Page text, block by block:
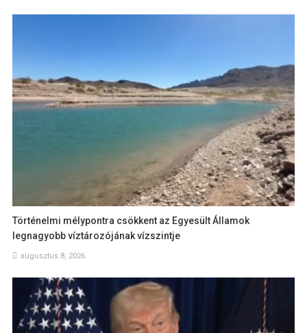
Történelmi mélypontra csökkent az Egyesült Államok
legnagyobb víztározójának vízszintje
augusztus 8, 2026